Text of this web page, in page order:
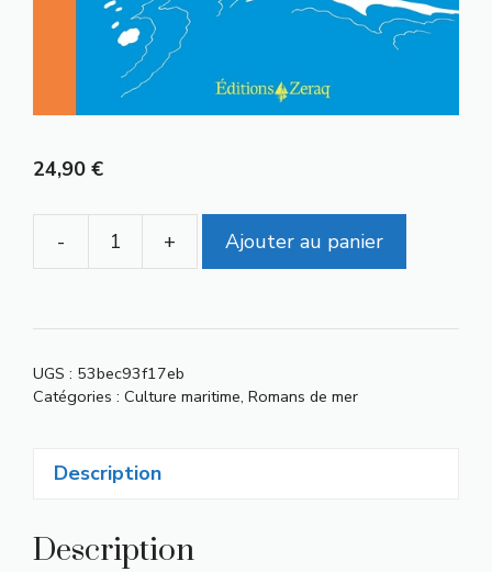
24,90 €
-
quantité
+ Ajouter au panier
UGS : 53bec93f17eb
Catégories : Culture maritime, Romans de mer
Description
Description